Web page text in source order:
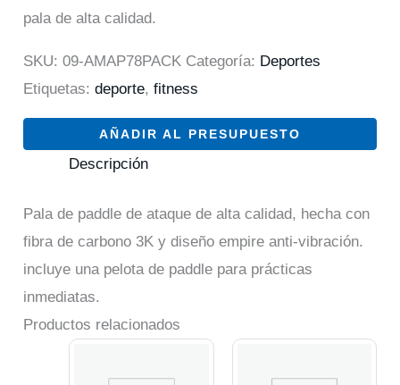
pala de alta calidad.
SKU:09-AMAP78PACK Categoría: Deportes
Etiquetas:deporte,fitness
AÑADIR AL PRESUPUESTO
Descripción
Pala de paddle de ataque de alta calidad, hecha con
fibra de carbono 3K y diseño empire anti-vibración.
incluye una pelota de paddle para prácticas
inmediatas.
Productos relacionados